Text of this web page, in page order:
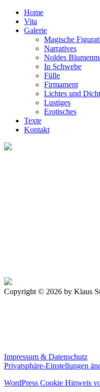
Home
Vita
Galerie
Magische
Narratives
Noldes
In Schwebe
Fülle
Firmament
Lichtes und
Lustiges
Erotisches
Texte
Kontakt
Copyright © 2026 by Klaus
Impressum & Datenschutz
Privatsphäre-Einstellungen
WordPress Cookie Hinweis